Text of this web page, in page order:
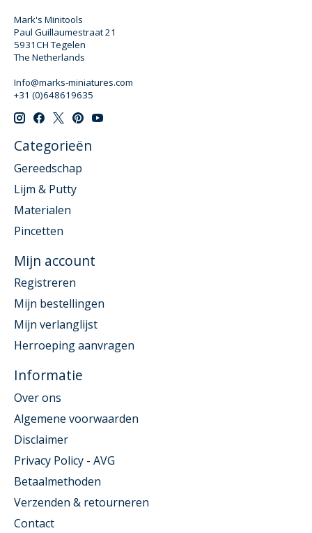
Mark's Minitools
Paul Guillaumestraat 21
5931CH Tegelen
The Netherlands
Info@marks-miniatures.com
+31 (0)648619635
Categorieën
Gereedschap
Lijm & Putty
Materialen
Pincetten
Mijn account
Registreren
Mijn bestellingen
Mijn verlanglijst
Herroeping aanvragen
Informatie
Over ons
Algemene voorwaarden
Disclaimer
Privacy Policy - AVG
Betaalmethoden
Verzenden & retourneren
Contact